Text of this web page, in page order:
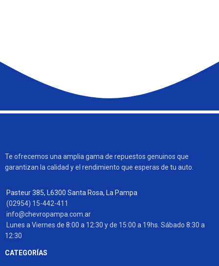
Te ofrecemos una amplia gama de repuestos genuinos que
garantizan la calidad y el rendimiento que esperas de tu auto.
Pasteur 385, L6300 Santa Rosa, La Pampa
(02954) 15-442-411
info@chevropampa.com.ar
Lunes a Viernes de 8:00 a 12:30 y de 15:00 a 19hs. Sábado 8:30 a
12:30
CATEGORÍAS